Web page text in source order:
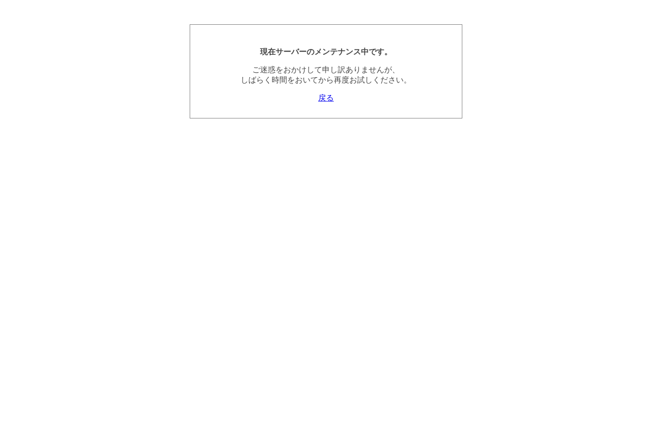
現在サーバーのメンテナンス中です。
ご迷惑をおかけして申し訳ありませんが、
しばらく時間をおいてから再度お試しください。
戻る